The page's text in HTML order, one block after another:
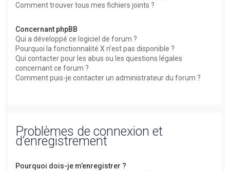
Comment trouver tous mes fichiers joints ?
Concernant phpBB
Qui a développé ce logiciel de forum ?
Pourquoi la fonctionnalité X n’est pas disponible ?
Qui contacter pour les abus ou les questions légales
concernant ce forum ?
Comment puis-je contacter un administrateur du forum ?
Problèmes de connexion et
d’enregistrement
Pourquoi dois-je m’enregistrer ?